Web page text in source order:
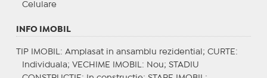
Celulare
INFO IMOBIL
TIP IMOBIL : Amplasat in ansamblu rezidential; CURTE :
Individuala; VECHIME IMOBIL : Nou; STADIU